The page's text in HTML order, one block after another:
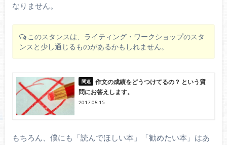
なりません。
このスタンスは、ライティング・ワークショップのスタ
ンスと少し通じるものがあるかもしれません。
作文の成績をどうつけてるの？ という質
問にお答えします。
2017.08.15
もちろん、僕にも「読んでほしい本」「勧めたい本」はあ